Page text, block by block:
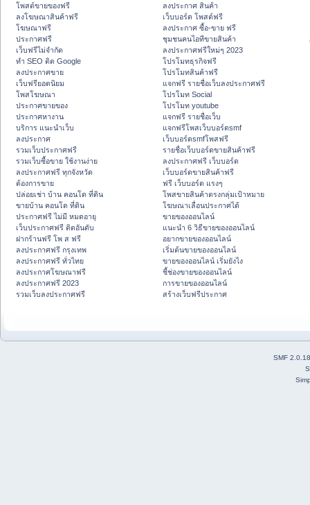
โพสต์ขายของฟรี
ลงโฆษณาสินค้าฟรี
โฆษณาฟรี
ประกาศฟรี
เว็บฟรีไม่จำกัด
ทำ SEO ติด Google
ลงประกาศขาย
เว็บฟรียอดนิยม
โพสโฆษณา
ประกาศขายของ
ประกาศหางาน
บริการ แนะนำเว็บ
ลงประกาศ
รวมเว็บประกาศฟรี
รวมเว็บซื้อขาย ใช้งานง่าย
ลงประกาศฟรี ทุกจังหวัด
ต้องการขาย
ปล่อยเช่า บ้าน คอนโด ที่ดิน
ขายบ้าน คอนโด ที่ดิน
ประกาศฟรี ไม่มี หมดอายุ
เว็บประกาศฟรี ติดอันดับ
ฝากร้านฟรี โพ ส ฟรี
ลงประกาศฟรี กรุงเทพ
ลงประกาศฟรี ทั่วไทย
ลงประกาศโฆษณาฟรี
ลงประกาศฟรี 2023
รวมเว็บลงประกาศฟรี
ลงประกาศ สินค้า
เว็บบอร์ด โพสต์ฟรี
ลงประกาศ ซื้อ-ขาย ฟรี
ชุมชนคนไอทีขายสินค้า
ลงประกาศฟรีใหม่ๆ 2023
โปรโมทธุรกิจฟรี
โปรโมทสินค้าฟรี
แจกฟรี รายชื่อเว็บลงประกาศฟรี
โปรโมท Social
โปรโมท youtube
แจกฟรี รายชื่อเว็บ
แจกฟรีโพสเว็บบอร์ดsmf
เว็บบอร์ดsmfโพสฟรี
รายชื่อเว็บบอร์ดขายสินค้าฟรี
ลงประกาศฟรี เว็บบอร์ด
เว็บบอร์ดขายสินค้าฟรี
ฟรี เว็บบอร์ด แรงๆ
โพสขายสินค้าตรงกลุ่มเป้าหมาย
โฆษณาเลื่อนประกาศได้
ขายของออนไลน์
แนะนำ 6 วิธีขายของออนไลน์
อยากขายของออนไลน์
เริ่มต้นขายของออนไลน์
ขายของออนไลน์ เริ่มยังไง
ชี้ช่องขายของออนไลน์
การขายของออนไลน์
สร้างเว็บฟรีประกาศ
SMF 2.0.18